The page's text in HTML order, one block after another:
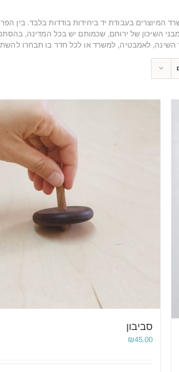
המיוצרים בעבודת יד ביחידות בודדות בלבד. בין
השיכון של ירוחם, שכמותם יש בכל המדינה,
השינה, לאמבטיה, למשרד או לכל חדר בו תבחרו
סביבון
₪45.00